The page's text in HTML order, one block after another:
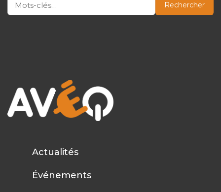
Rechercher
Actualités
Événements